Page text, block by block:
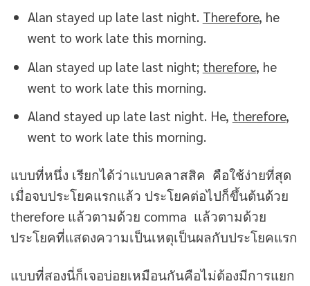
Alan stayed up late last night. Therefore, he
went to work late this morning.
Alan stayed up late last night; therefore, he
went to work late this morning.
Aland stayed up late last night. He, therefore,
went to work late this morning.
แบบที่หนึ่ง เรียกได้ว่าแบบคลาสสิค คือใช้ง่ายที่สุด
เมื่อจบประโยคแรกแล้ว ประโยคต่อไปก็ขึ้นต้นด้วย
therefore แล้วตามด้วย comma แล้วตามด้วย
ประโยคที่แสดงความเป็นเหตุเป็นผลกับประโยคแรก
แบบที่สองนี่ก็เจอบ่อยเหมือนกันคือไม่ต้องมีการแยก